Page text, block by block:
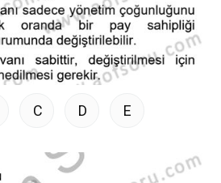
C D E